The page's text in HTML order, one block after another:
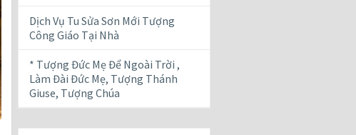
Dịch Vụ Tu Sửa Sơn Mới Tượng
Công Giáo Tại Nhà
* Tượng Đức Mẹ Để Ngoài Trời ,
Làm Đài Đức Mẹ, Tượng Thánh
Giuse, Tượng Chúa